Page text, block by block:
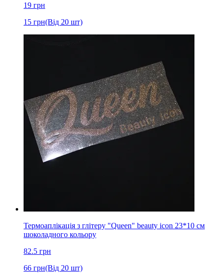
19 грн
15 грн(Від 20 шт)
Термоаплікація з глітеру "Queen" beauty icon 23*10 см
шоколадного кольору
82.5 грн
66 грн(Від 20 шт)